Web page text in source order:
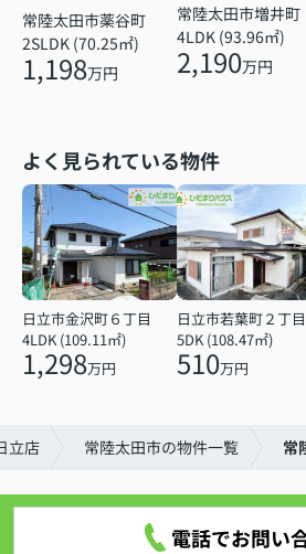
常陸太田市薬谷町
2SLDK (70.25㎡)
1,198万円
常陸太田市増井町
4LDK (93.96㎡)
2,190万円
よく見られている物件
日立市金沢町６丁目
4LDK (109.11㎡)
1,298万円
日立市若葉町２丁目
5DK (108.47㎡)
510万円
立店 常陸太田市の物件一覧 常
電話でお問い